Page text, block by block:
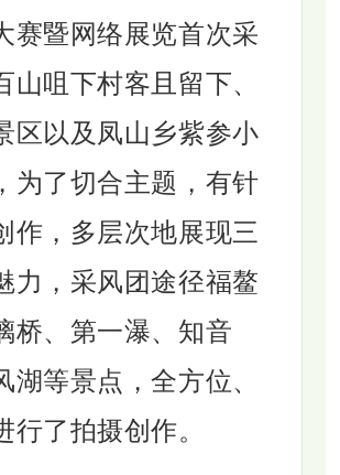
赛暨网络展览首次采
山咀下村客且留下、
区以及凤山乡紫参小
为了切合主题，有针
作，多层次地展现三
力，采风团途径福鳌
桥、第一瀑、知音
湖等景点，全方位、
行了拍摄创作。